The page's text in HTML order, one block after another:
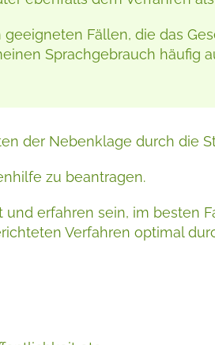
Fällen, die das
Sprachgebrauch häufig
der Nebenklage durch die
zu beantragen.
erfahren sein, im besten
Verfahren optimal